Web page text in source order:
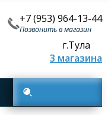
+7 (953) 964-13-44
Позвонить в магазин
г.Тула
3 магазина